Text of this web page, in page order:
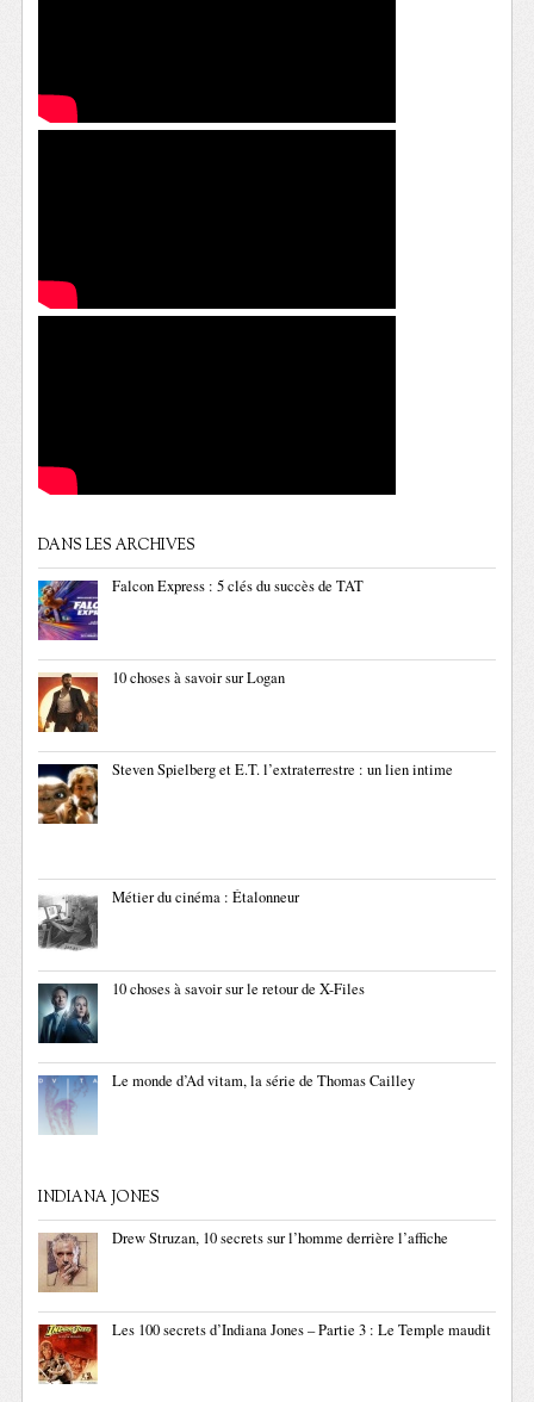
DANS LES ARCHIVES
Falcon Express : 5 clés du succès de TAT
10 choses à savoir sur Logan
Steven Spielberg et E.T. l’extraterrestre : un lien intime
Métier du cinéma : Étalonneur
10 choses à savoir sur le retour de X-Files
Le monde d’Ad vitam, la série de Thomas Cailley
INDIANA JONES
Drew Struzan, 10 secrets sur l’homme derrière l’affiche
Les 100 secrets d’Indiana Jones – Partie 3 : Le Temple maudit